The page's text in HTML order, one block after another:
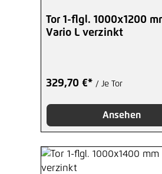
Tor 1-flgl. 1000x1200
Vario L verzinkt
329,70 €* / Je Tor
Ansehen